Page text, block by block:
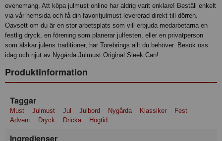
evenemang. Att köpa julmust online har aldrig varit enklare! Beställ enkelt
via vår hemsida och få din favoritjulmust levererad direkt till dörren.
Oavsett om du är en stor arbetsplats som vill erbjuda medarbetarna en
festlig dryck, en förening som planerar julfesten, eller en privatperson
som älskar julens traditioner, har Torebrings allt du behöver. Besök oss
idag och njut av Nygårda Julmust Original Sleek Can!
Produktinformation
Taggar
Must Julmust Jul Julbord Nygårda Klassiker
Fest
Advent
Dryck Dricka Högtid
Ingredienser